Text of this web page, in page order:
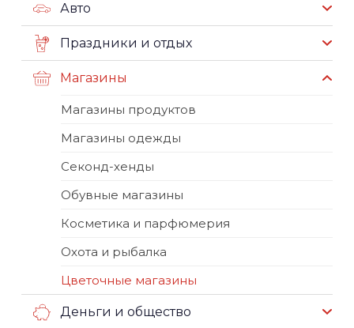
Авто
Праздники и отдых
Магазины
Магазины продуктов
Магазины одежды
Секонд-хенды
Обувные магазины
Косметика и парфюмерия
Охота и рыбалка
Цветочные магазины
Деньги и общество